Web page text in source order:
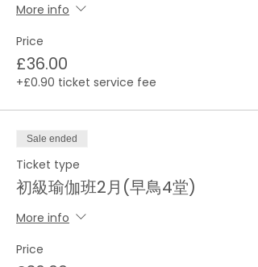
More info
Price
£36.00
+£0.90 ticket service fee
Sale ended
Ticket type
初級瑜伽班2月(早鳥4堂)
More info
Price